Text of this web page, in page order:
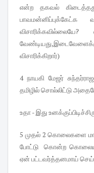
என்ற தகவல்
விசாரிக்கவில்லையே?
விசாரிக்கிறார்)
4 நாயகி மேஜர்
தமிழில் சொல்லிட்டு
உதா - இது
5 முதல் 2 கொலைகளை
போட்டு கொன்ற
ஏன் பட்டவர்த்தனமாய்